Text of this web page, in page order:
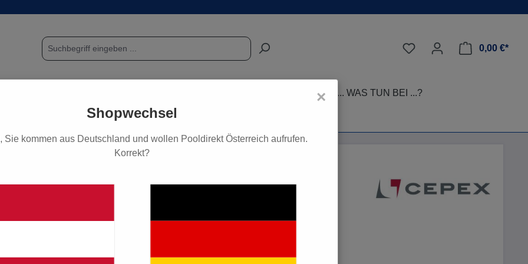
0,00 €*
×
Shopwechsel
Sie kommen aus Deutschland und wollen Pooldirekt Österreich aufrufen.
Korrekt?
PFLEGE-TIPPS ... WAS TUN BEI ...?
D 32/25 x 3/4"